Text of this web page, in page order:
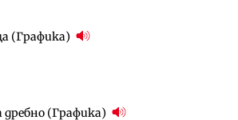
(Графика)
(Графика)
на трамвайното
с екологичните
с екологичните
Italy